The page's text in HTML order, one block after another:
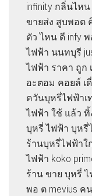
infinity กลิ่นไห
ขายส่ง สูบพอต
ตัว ไหน ดี infy
ไฟฟ้า นนทบุรี
ไฟฟ้า ราคา ถูก
อะตอม คอยล์ เ
ควันบุหรี่ไฟฟ้าเ
ไฟฟ้า ใช้ แล้ว
บุหรี่ ไฟฟ้า บุหรี่
ร้านบุหรี่ไฟฟ้าใ
ไฟฟ้า koko
ร้าน ขาย บุหรี่
พอ ต mevius ค